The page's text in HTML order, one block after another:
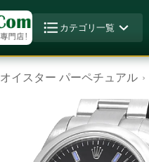
カテゴリ一覧
オイスター パーペチュアル